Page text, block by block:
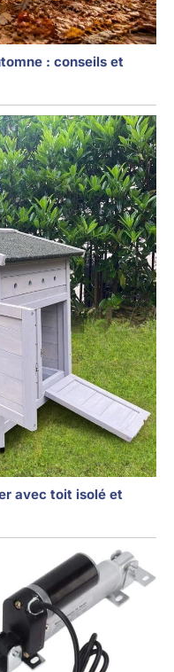
: conseils et
avec toit isolé et